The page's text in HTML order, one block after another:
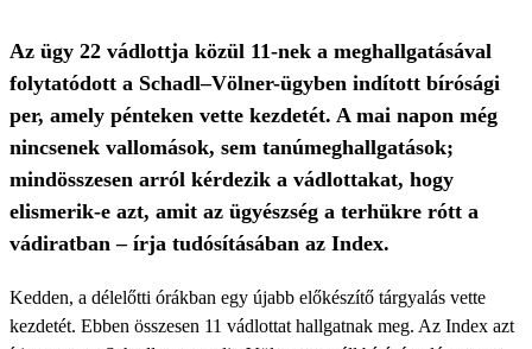
Az ügy 22 vádlottja közül 11-nek a meghallgatásával
folytatódott a Schadl–Völner-ügyben indított bírósági
per, amely pénteken vette kezdetét. A mai napon még
nincsenek vallomások, sem tanúmeghallgatások;
mindösszesen arról kérdezik a vádlottakat, hogy
elismerik-e azt, amit az ügyészség a terhükre rótt a
vádiratban – írja tudósításában az Index.
Kedden, a délelőtti órákban egy újabb előkészítő tárgyalás vette
kezdetét. Ebben összesen 11 vádlottat hallgatnak meg. Az Index azt